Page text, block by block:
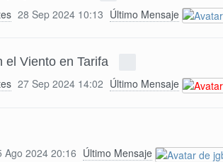
28 Sep 2024 10:13 Último Mensaje
el Viento en Tarifa
27 Sep 2024 14:02 Último Mensaje
Ago 2024 20:16 Último Mensaje